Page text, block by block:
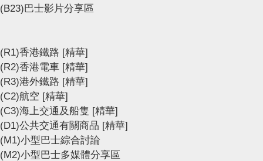
(B23)巴士影片分享區
(R1)香港鐵路 [精華]
(R2)香港電車 [精華]
(R3)港外鐵路 [精華]
(C2)航空 [精華]
(C3)海上交通及船隻 [精華]
(D1)公共交通有關商品 [精華]
(M1)小型巴士綜合討論
(M2)小型巴士多媒體分享區